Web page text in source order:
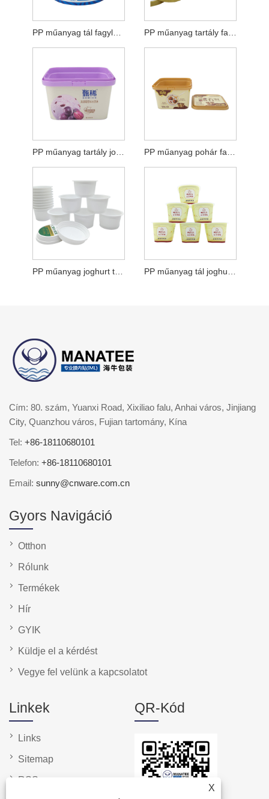
PP műanyag tál fagylalthoz PP műanyag tartály fagylalthoz
PP műanyag tartály joghurthoz PP műanyag pohár fagylalthoz
PP műanyag joghurt tartály PP műanyag tál joghurthoz
X
Cím: 80. szám, Yuanxi Road, Xixiliao falu, Anhai város, Jinjiang
City, Quanzhou város, Fujian tartomány, Kína
Tel: +86-18110680101
Telefon: +86-18110680101
Email: sunny@cnware.com.cn
Gyors Navigáció
Otthon
Rólunk
Termékek
Hír
GYIK
Küldje el a kérdést
Vegye fel velünk a kapcsolatot
Linkek
Links
Sitemap
RSS
QR-Kód